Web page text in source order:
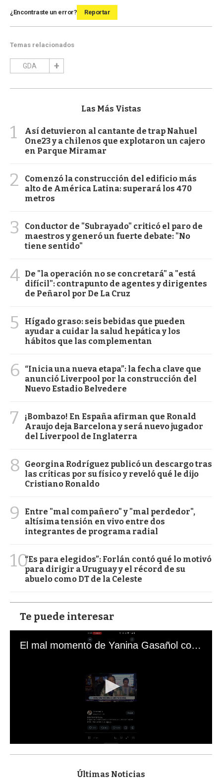
¿Encontraste un error? Reportar
Temas relacionados
GDA
Las Más Vistas
1
Así detuvieron al cantante de trap Nahuel
One23 y a chilenos que explotaron un cajero
en Parque Miramar
2
Comenzó la construcción del edificio más
alto de América Latina: superará los 470
metros
3
Conductor de "Subrayado" criticó el paro de
maestros y generó un fuerte debate: "No
tiene sentido"
4 De "la operación no se concretará" a "está
difícil": contrapunto de agentes y dirigentes
de Peñarol por De La Cruz
5
Hígado graso: seis bebidas que pueden
ayudar a cuidar la salud hepática y los
hábitos que las complementan
6
“Inicia una nueva etapa”: la fecha clave que
anunció Liverpool por la construcción del
Nuevo Estadio Belvedere
7
¡Bombazo! En España afirman que Ronald
Araujo deja Barcelona y será nuevo jugador
del Liverpool de Inglaterra
8
Georgina Rodríguez publicó un descargo tras
las críticas por su físico y reveló qué le dijo
Cristiano Ronaldo
9
Entre "mal compañero" y "mal perdedor",
altísima tensión en vivo entre dos
integrantes de programa radial
10“Es para elegidos”: Forlán contó qué lo motivó
para dirigir a Uruguay y el récord de su
abuelo como DT de la Celeste
Te puede interesar
El mal momento de Yanina Gasañol con un hincha argentino en "Subrayado"
s
Últimas Noticias